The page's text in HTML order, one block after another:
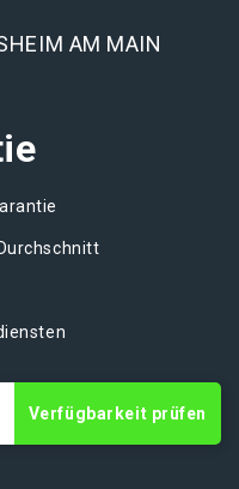
AM MAIN
Verfügbarkeit prüfen